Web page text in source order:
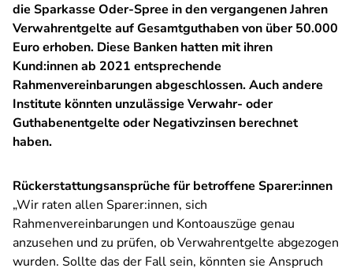
die Sparkasse Oder-Spree in den vergangenen Jahren
Verwahrentgelte auf Gesamtguthaben von über 50.000
Euro erhoben. Diese Banken hatten mit ihren
Kund:innen ab 2021 entsprechende
Rahmenvereinbarungen abgeschlossen. Auch andere
Institute könnten unzulässige Verwahr- oder
Guthabenentgelte oder Negativzinsen berechnet
haben.
Rückerstattungsansprüche für betroffene Sparer:innen
„Wir raten allen Sparer:innen, sich
Rahmenvereinbarungen und Kontoauszüge genau
anzusehen und zu prüfen, ob Verwahrentgelte abgezogen
wurden. Sollte das der Fall sein, könnten sie Anspruch